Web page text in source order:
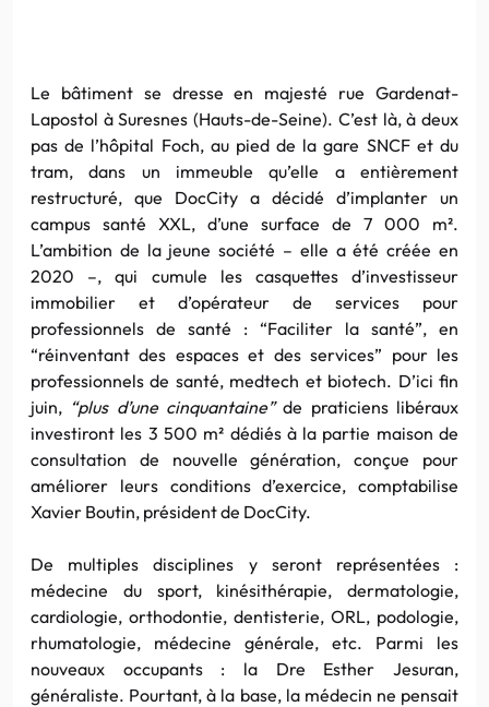
Le bâtiment se dresse en majesté rue Gardenat-
Lapostol à Suresnes (Hauts-de-Seine). C’est là, à deux
pas de l’hôpital Foch, au pied de la gare SNCF et du
tram, dans un immeuble qu’elle a entièrement
restructuré, que DocCity a décidé d’implanter un
campus santé XXL, d’une surface de 7 000 m².
L’ambition de la jeune société – elle a été créée en
2020 –, qui cumule les casquettes d’investisseur
immobilier et d’opérateur de services pour
professionnels de santé : “Faciliter la santé”, en
“réinventant des espaces et des services” pour les
professionnels de santé, medtech et biotech. D’ici fin
juin, “plus d’une cinquantaine”de praticiens libéraux
investiront les 3 500 m² dédiés à la partie maison de
consultation de nouvelle génération, conçue pour
améliorer leurs conditions d’exercice, comptabilise
Xavier Boutin, président de DocCity.
De multiples disciplines y seront représentées :
médecine du sport, kinésithérapie, dermatologie,
cardiologie, orthodontie, dentisterie, ORL, podologie,
rhumatologie, médecine générale, etc. Parmi les
nouveaux occupants : la Dre Esther Jesuran,
généraliste. Pourtant, à la base, la médecin ne pensait